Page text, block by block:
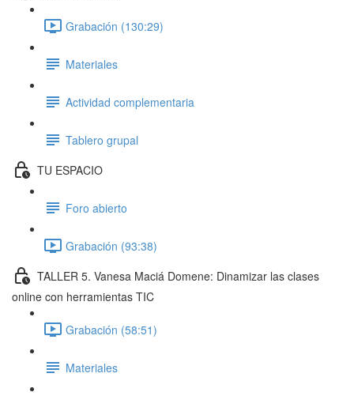
Grabación (130:29)
Materiales
Actividad complementaria
Tablero grupal
TU ESPACIO
Foro abierto
Grabación (93:38)
TALLER 5. Vanesa Maciá Domene: Dinamizar las clases
online con herramientas TIC
Grabación (58:51)
Materiales